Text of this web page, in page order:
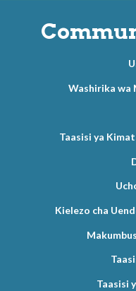
Washirika wa
Taasisi ya
Kielezo cha
Taasisi